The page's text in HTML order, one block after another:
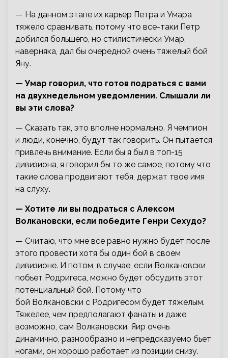
— На данном этапе их карьер Петра и Умара
тяжело сравнивать, потому что все-таки Петр
добился большего, но стилистически Умар,
наверняка, дал бы очередной очень тяжелый бой
Яну.
— Умар говорил, что готов подраться с вами
на двухнедельном уведомлении. Слышали ли
вы эти слова?
— Сказать так, это вполне нормально. Я чемпион
и люди, конечно, будут так говорить. Он пытается
привлечь внимание. Если бы я был в топ-15
дивизиона, я говорил бы то же самое, потому что
такие слова продвигают тебя, держат твое имя
на слуху.
— Хотите ли вы подраться с Алексом
Волкановски, если победите Генри Сехудо?
— Считаю, что мне все равно нужно будет после
этого провести хотя бы один бой в своем
дивизионе. И потом, в случае, если Волкановски
побьет Родригеса, можно будет обсудить этот
потенциальный бой. Потому что
бой Волкановски с Родригесом будет тяжелым.
Тяжелее, чем предполагают фанаты и даже,
возможно, сам Волкановски. Яир очень
динамично, разнообразно и непредсказуемо бьет
ногами, он хорошо работает из позиции снизу.